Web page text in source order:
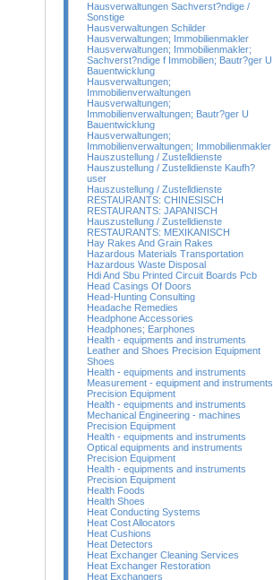
Hausverwaltungen Sachverst?ndige /
Sonstige
Hausverwaltungen Schilder
Hausverwaltungen; Immobilienmakler
Hausverwaltungen; Immobilienmakler;
Sachverst?ndige f Immobilien; Bautr?ger U
Bauentwicklung
Hausverwaltungen;
Immobilienverwaltungen
Hausverwaltungen;
Immobilienverwaltungen; Bautr?ger U
Bauentwicklung
Hausverwaltungen;
Immobilienverwaltungen; Immobilienmakler
Hauszustellung / Zustelldienste
Hauszustellung / Zustelldienste Kaufh?
user
Hauszustellung / Zustelldienste
RESTAURANTS: CHINESISCH
RESTAURANTS: JAPANISCH
Hauszustellung / Zustelldienste
RESTAURANTS: MEXIKANISCH
Hay Rakes And Grain Rakes
Hazardous Materials Transportation
Hazardous Waste Disposal
Hdi And Sbu Printed Circuit Boards Pcb
Head Casings Of Doors
Head-Hunting Consulting
Headache Remedies
Headphone Accessories
Headphones; Earphones
Health - equipments and instruments
Leather and Shoes Precision Equipment
Shoes
Health - equipments and instruments
Measurement - equipment and instruments
Precision Equipment
Health - equipments and instruments
Mechanical Engineering - machines
Precision Equipment
Health - equipments and instruments
Optical equipments and instruments
Precision Equipment
Health - equipments and instruments
Precision Equipment
Health Foods
Health Shoes
Heat Conducting Systems
Heat Cost Allocators
Heat Cushions
Heat Detectors
Heat Exchanger Cleaning Services
Heat Exchanger Restoration
Heat Exchangers